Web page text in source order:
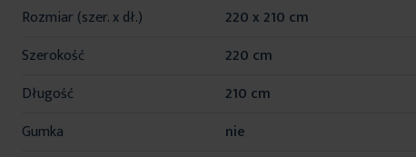
Rozmiar (szer. x dł.)
220 x 210 cm
Szerokość
220 cm
Długość
210 cm
Gumka
nie